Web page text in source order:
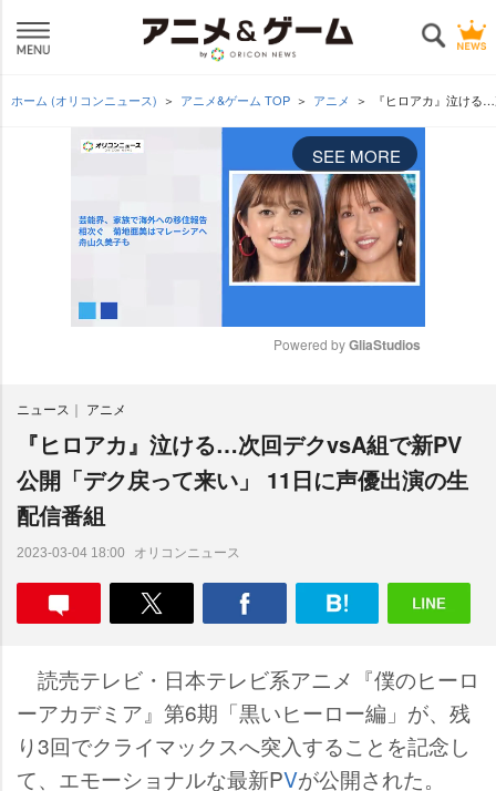
ホーム (オリコンニュース) アニメ&ゲーム TOP アニメ 『ヒロアカ』泣ける
SEE MORE
e
Powered by GliaStudios
ニュース アニメ
『ヒロアカ』泣ける…次回デクvsA組で新PV
公開「デク戻って来い」 11日に声優出演の生
配信番組
2023-03-04 18:00 オリコンニュース
読売テレビ・日本テレビ系アニメ『僕のヒーロ
ーアカデミア』第6期「黒いヒーロー編」が、残
り3回でクライマックスへ突入することを記念し
て、エモーショナルな最新PVが公開された。